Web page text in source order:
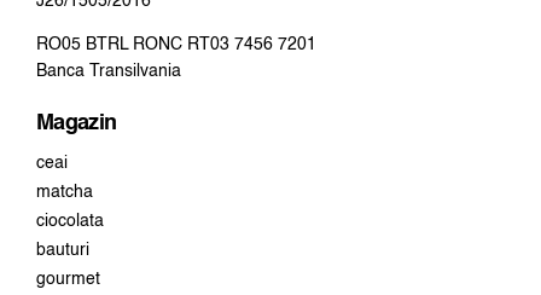
RO05 BTRL RONC RT03 7456 7201
Banca Transilvania
Magazin
ceai
matcha
ciocolata
bauturi
gourmet